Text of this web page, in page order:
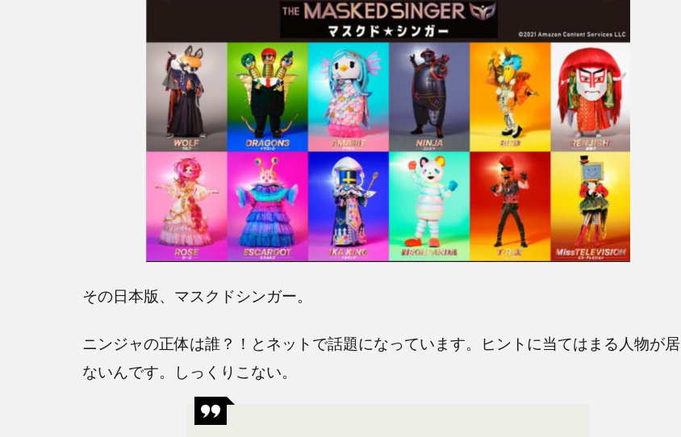
その日本版、マスクドシンガー。
ニンジャの正体は誰？！とネットで話題になっています。ヒントに当てはまる人物が居
ないんです。しっくりこない。